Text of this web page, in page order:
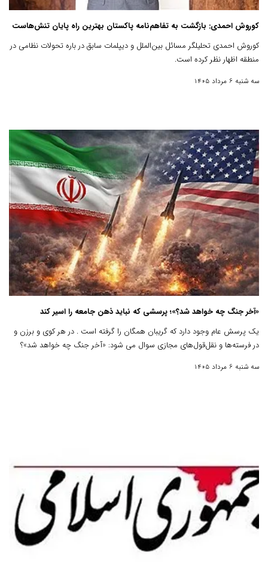
کوروش احمدی: بازگشت به تفاهم‌نامه پاکستان بهترین راه پایان تنش‌هاست
کوروش احمدی تحلیلگر مسائل بین‌الملل و دیپلمات سابق در باره تحولات نظامی در
منطقه اظهار نظر کرده است.
سه شنبه 6 مرداد 1405
«آخر جنگ چه خواهد شد؟»؛ پرسشی که نباید ذهن جامعه را اسیر کند
یک پرسش عام وجود دارد که گریبان همگان را گرفته است . در هر کوی و برزن و
در فرسته‌ها و نقل‌قول‌های مجازی سوال می شود: «آخر جنگ چه خواهد شد»؟
سه شنبه 6 مرداد 1405